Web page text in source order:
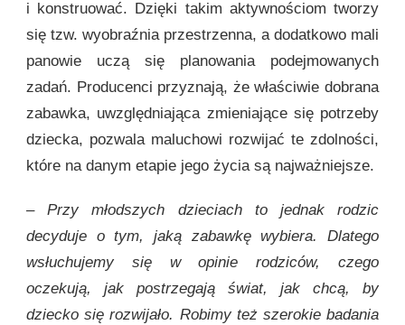
i konstruować. Dzięki takim aktywnościom tworzy
się tzw. wyobraźnia przestrzenna, a dodatkowo mali
panowie uczą się planowania podejmowanych
zadań. Producenci przyznają, że właściwie dobrana
zabawka, uwzględniająca zmieniające się potrzeby
dziecka, pozwala maluchowi rozwijać te zdolności,
które na danym etapie jego życia są najważniejsze.
– Przy młodszych dzieciach to jednak rodzic
decyduje o tym, jaką zabawkę wybiera. Dlatego
wsłuchujemy się w opinie rodziców, czego
oczekują, jak postrzegają świat, jak chcą, by
dziecko się rozwijało. Robimy też szerokie badania